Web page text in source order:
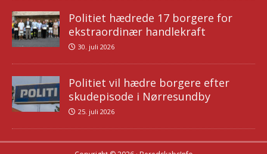
Politiet hædrede 17 borgere for
ekstraordinær handlekraft
30. juli 2026
Politiet vil hædre borgere efter
skudepisode i Nørresundby
25. juli 2026